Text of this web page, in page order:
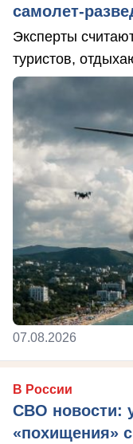
самолет-
Эксперты
туристов,
07.08.2026
В России
СВО новости:
«похищения»